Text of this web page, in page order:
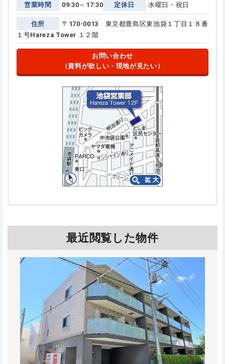
営業時間 09:30～17:30 定休日 水曜日・祝日
住所
〒170-0013 東京都豊島区東池袋１丁目１８番
１号Hareza Tower １２階
お問い合わせ
（資料が欲しい・現地が見たい）
最近閲覧した物件